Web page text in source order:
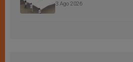
3 Ago 2026